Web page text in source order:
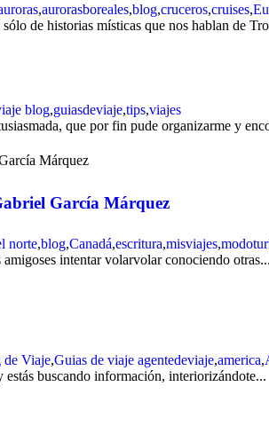
,aurorasboreales,blog,cruceros,cruises,
de historias místicas que nos hablan de
blog,guiasdeviaje,tips,viajes
que por fin pude organizarme y
García Márquez
norte,blog,Canadá,escritura,misviajes,
amigoses intentar volarvolar conociendo otras...
de Viaje,Guias de viaje agentedeviaje,america,
buscando información, interiorizándote...